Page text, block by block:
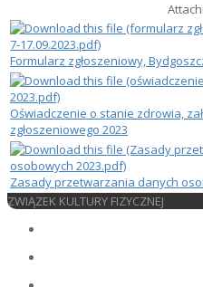
Formularz zgłoszeniowy,
Oświadczenie o stanie zdrowia,
zgłoszeniowego 2023
Zasady przetwarzania danych
ZWIĄZEK KULTURY FIZYCZNEJ